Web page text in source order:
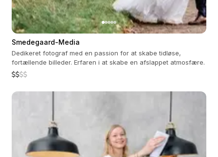
Smedegaard-Media
Dedikeret fotograf med en passion for at skabe tidløse,
fortællende billeder. Erfaren i at skabe en afslappet atmosfære.